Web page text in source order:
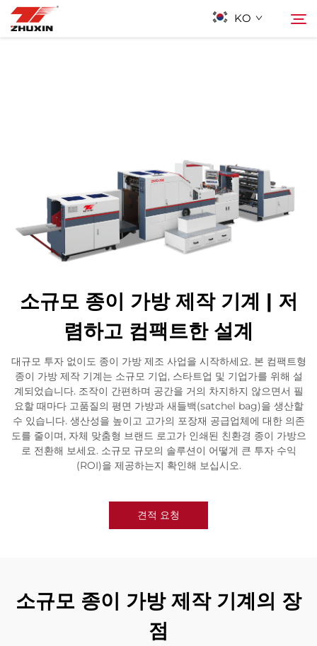
KO
연락하기
자주 묻는 질문
소규모 종이 가방 제작 기계 | 저
렴하고 컴팩트한 설계
대규모 투자 없이도 종이 가방 제조 사업을 시작하세요. 본 컴팩트형
종이 가방 제작 기계는 소규모 기업, 스타트업 및 기업가를 위해 설
계되었습니다. 조작이 간편하며 공간을 거의 차지하지 않으면서 필
요할 때마다 고품질의 평면 가방과 새들백(satchel bag)을 생산할
수 있습니다. 생산성을 높이고 고가의 포장재 공급업체에 대한 의존
도를 줄이며, 자체 맞춤형 브랜드 로고가 인쇄된 친환경 종이 가방으
로 전환해 보세요. 소규모 규모의 솔루션이 어떻게 큰 투자 수익
(ROI)을 제공하는지 확인해 보십시오.
견적 요청
소규모 종이 가방 제작 기계의 장
점